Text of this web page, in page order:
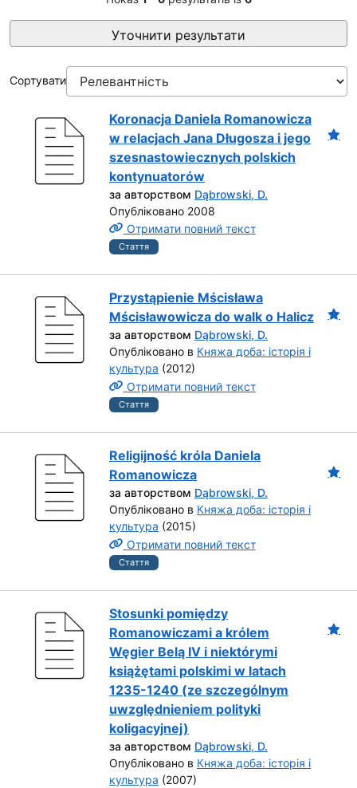
Уточнити результати
Сортувати
Koronacja Daniela Romanowicza
w relacjach Jana Długosza i jego
szesnastowiecznych polskich
kontynuatorów
за авторством Dąbrowski, D.
Опубліковано 2008
Отримати повний текст
Стаття
Przystąpienie Mścisława
Mścisławowicza do walk o Halicz
за авторством Dąbrowski, D.
Опубліковано в Княжа доба: історія і
культура (2012)
Отримати повний текст
Стаття
Religijność króla Daniela
Romanowicza
за авторством Dąbrowski, D.
Опубліковано в Княжа доба: історія і
культура (2015)
Отримати повний текст
Стаття
Stosunki pomiędzy
Romanowiczami a królem
Węgier Belą IV i niektórymi
książętami polskimi w latach
1235-1240 (ze szczególnym
uwzględnieniem polityki
koligacyjnej)
за авторством Dąbrowski, D.
Опубліковано в Княжа доба: історія і
культура (2007)